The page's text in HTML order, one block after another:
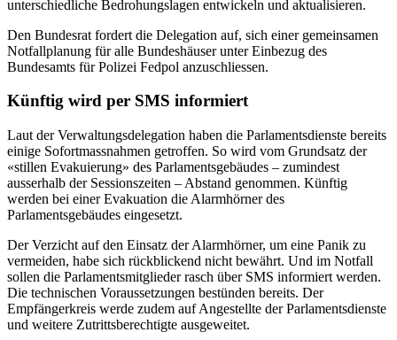
unterschiedliche Bedrohungslagen entwickeln und aktualisieren.
Den Bundesrat fordert die Delegation auf, sich einer gemeinsamen
Notfallplanung für alle Bundeshäuser unter Einbezug des
Bundesamts für Polizei Fedpol anzuschliessen.
Künftig wird per SMS informiert
Laut der Verwaltungsdelegation haben die Parlamentsdienste bereits
einige Sofortmassnahmen getroffen. So wird vom Grundsatz der
«stillen Evakuierung» des Parlamentsgebäudes – zumindest
ausserhalb der Sessionszeiten – Abstand genommen. Künftig
werden bei einer Evakuation die Alarmhörner des
Parlamentsgebäudes eingesetzt.
Der Verzicht auf den Einsatz der Alarmhörner, um eine Panik zu
vermeiden, habe sich rückblickend nicht bewährt. Und im Notfall
sollen die Parlamentsmitglieder rasch über SMS informiert werden.
Die technischen Voraussetzungen bestünden bereits. Der
Empfängerkreis werde zudem auf Angestellte der Parlamentsdienste
und weitere Zutrittsberechtigte ausgeweitet.